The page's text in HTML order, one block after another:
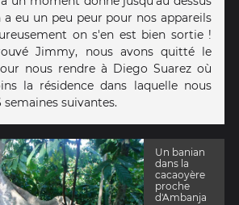
eu un peu peur pour nos appareils
on s'en est bien sortie !
Jimmy, nous avons quitté le
nous rendre à Diego Suarez où
la résidence dans laquelle nous
semaines suivantes.
Un banian
dans la
cacaoyère
proche
d'Ambanja